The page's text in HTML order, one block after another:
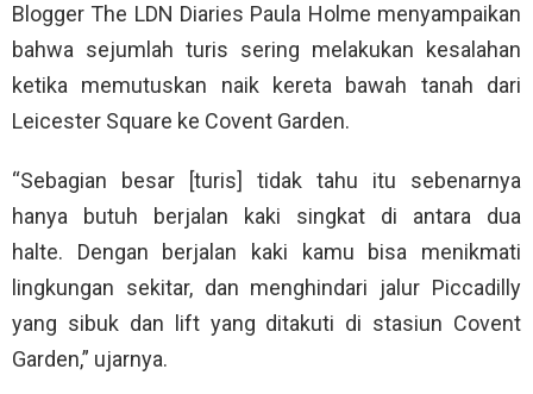
Blogger The LDN Diaries Paula Holme menyampaikan
bahwa sejumlah turis sering melakukan kesalahan
ketika memutuskan naik kereta bawah tanah dari
Leicester Square ke Covent Garden.
“Sebagian besar [turis] tidak tahu itu sebenarnya
hanya butuh berjalan kaki singkat di antara dua
halte. Dengan berjalan kaki kamu bisa menikmati
lingkungan sekitar, dan menghindari jalur Piccadilly
yang sibuk dan lift yang ditakuti di stasiun Covent
Garden,” ujarnya.